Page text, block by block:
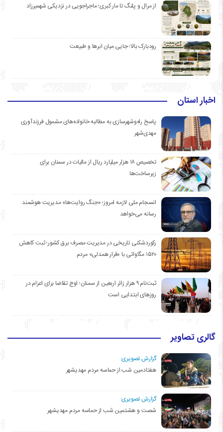
از مرال و پلنگ تا مار کبری؛ ماجراجویی در نزدیکی شهمیرزاد
رودبارک بالا؛ جایی میان ابرها و طبیعت
اخبار استان
پاسخ راه‌وشهرسازی به مطالبه خانواده‌های مشمول فرزندآوری
مهدی‌شهر
تخصیص ۱۸ هزار میلیارد ریال از مالیات در سمنان برای
زیرساخت‌ها
انسجام ملی لازمه امروز؛ «جنگ روایت‌ها» مدیریت هوشمند
رسانه می‌خواهد
رکوردشکنی تاریخی در مدیریت مصرف برق کشور؛ ثبت کاهش
۱۵۲۰ مگاواتی با «قرار همدلی» مردم
ثبت‌نام ۹ هزار زائر اربعین از سمنان؛ اوج تقاضا برای اعزام در
روزهای ابتدایی است
گالری تصاویر
گزارش تصویری:
هفتادمین شب از حماسه مردم مهدیشهر
گزارش تصویری:
شصت و هشتمین شب از حماسه مردم مهدیشهر